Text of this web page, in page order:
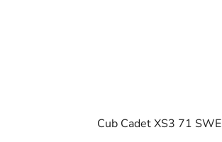
Cub Cadet XS3 71 SWE